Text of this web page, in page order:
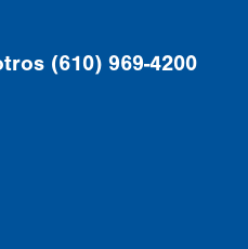
(610) 969-4200